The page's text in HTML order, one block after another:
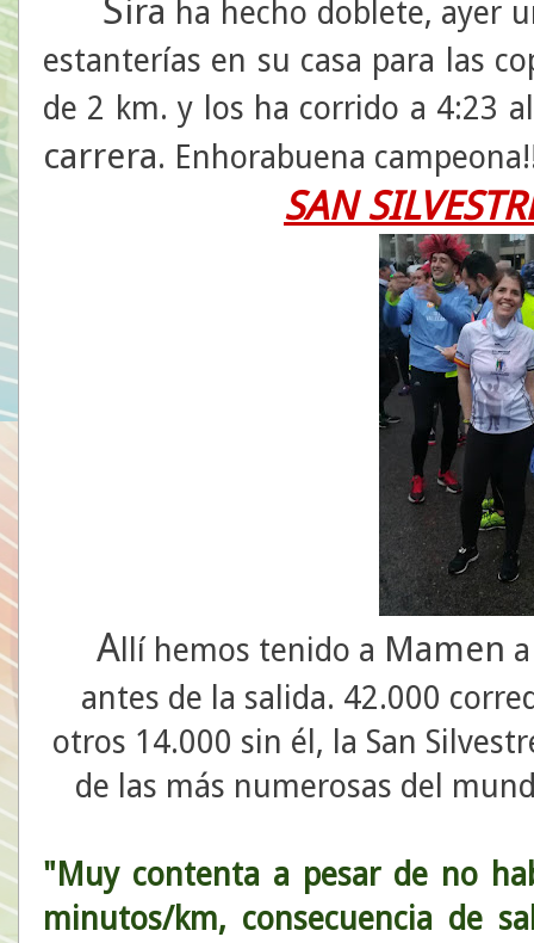
Sira ha hecho doblete, ayer
estanterías en su casa para las
de 2 km. y los ha corrido a 4:23
carrera. Enhorabuena
SAN
A llí hemos tenido a Mamen
antes de la salida. 42.000
otros 14.000 sin él, la San
de las más numerosas del
"Muy contenta a pesar de no
minutos/km, consecuencia de